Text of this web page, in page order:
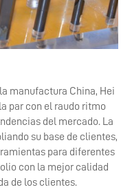
manufactura China, Hei
par con el raudo ritmo
del mercado. La
su base de clientes,
para diferentes
con la mejor calidad
de los clientes.